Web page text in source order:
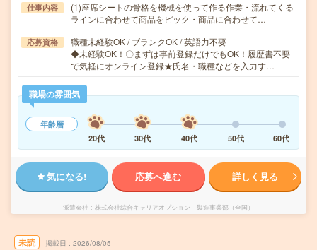
仕事内容
(1)座席シートの骨格を機械を使って作る作業・流れてくる
ラインに合わせて商品をピック・商品に合わせて…
応募資格
職種未経験OK / ブランクOK / 英語力不要
◆未経験OK！〇まずは事前登録だけでもOK！履歴書不要
で気軽にオンライン登録★氏名・職種などを入力す…
職場の雰囲気
年齢層
20代
30代 40代 50代 60代
気になる! 応募へ進む 詳しく見る
派遣会社 株式会社綜合キャリアオプション 製造事業部（全国）
未読 掲載日 2026/08/05